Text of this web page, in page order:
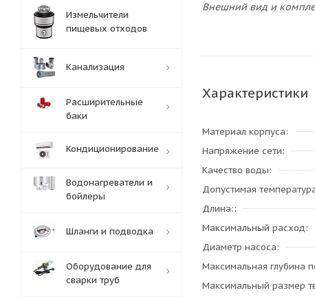
Внешний вид и
Характеристики
Материал корпуса
Напряжение сети
Качество воды
Допустимая
Длина:
Максимальный расход
Диаметр насоса
Максимальная глубина
Максимальный размер
Измельчители
пищевых отходов
Канализация
Расширительные
баки
Кондиционирование
Водонагреватели и
бойлеры
Шланги и подводка
Оборудование для
сварки труб